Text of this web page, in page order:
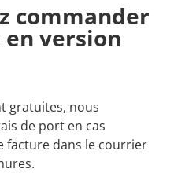
commander
version
gratuites, nous
de port en cas
facture dans le courrier